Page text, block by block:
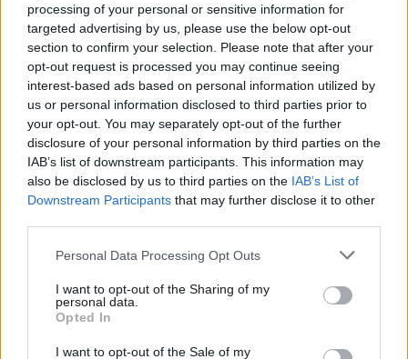
processing of your personal or sensitive information for
targeted advertising by us, please use the below opt-out
section to confirm your selection. Please note that after your
opt-out request is processed you may continue seeing
interest-based ads based on personal information utilized by
us or personal information disclosed to third parties prior to
your opt-out. You may separately opt-out of the further
disclosure of your personal information by third parties on the
IAB’s list of downstream participants. This information may
also be disclosed by us to third parties on the IAB’s List of
Downstream Participants that may further disclose it to other
Please note that this website/app uses one or more Google
not limited to your visit or usage behaviour. You may click to
grant or deny consent to Google and its third-party tags to
use your data for below specified purposes in below Google
consent section.
Personal Data Processing Opt Outs
I want to opt-out of the Sharing of my
personal data.
Opted In
I want to opt-out of the Sale of my
Η Google θέτει σε λειτουργία το ηλεκτρονικό
10.08.2026 ΠΑΎΛΟΣ ΠΑΠΑΠΑΎΛΟΥ